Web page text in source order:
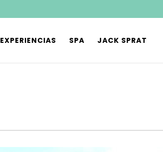
EXPERIENCIAS SPA JACK SPRAT